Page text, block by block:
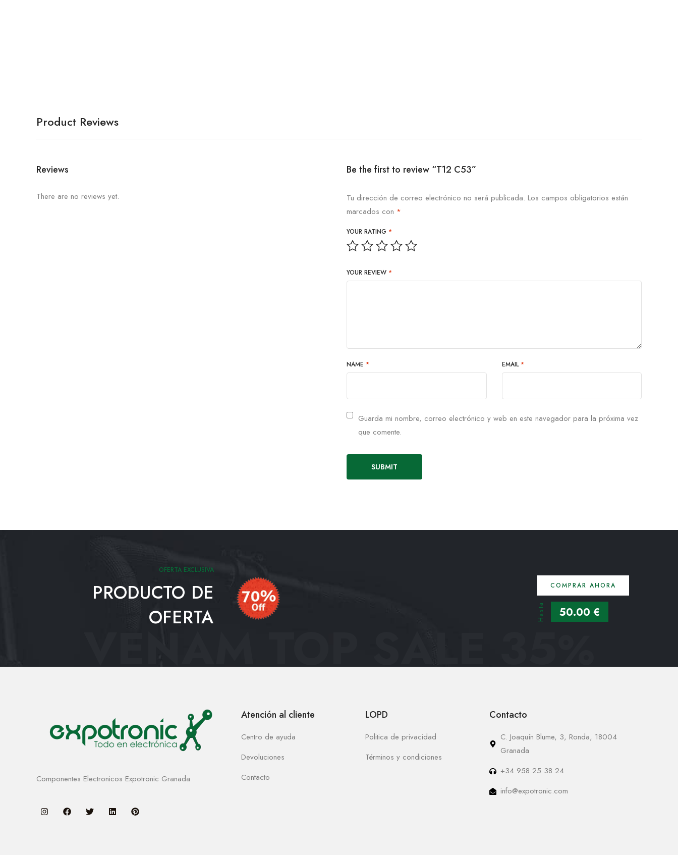
Product Reviews
Reviews
There are no reviews yet.
Be the first to review “T12 C53”
Tu dirección de correo electrónico no será publicada. Los campos obligatorios están
marcados con *
YOUR RATING *
YOUR REVIEW *
NAME * EMAIL *
Guarda mi nombre, correo electrónico y web en este navegador para la próxima vez
que comente.
OFERTA EXCLUSIVA
PRODUCTO DE
OFERTA
COMPRAR AHORA
Hasta 50.00 €
VENAM TOP SALE 35%
Componentes Electronicos Expotronic Granada
Atención al cliente
Centro de ayuda
Devoluciones
Contacto
LOPD
Politica de privacidad
Términos y condiciones
Contacto
C. Joaquín Blume, 3, Ronda, 18004
Granada
+34 958 25 38 24
info@expotronic.com